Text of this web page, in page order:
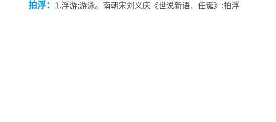
拍浮： 1.浮游;游泳。南朝宋刘义庆《世说新语．任诞》:拍浮